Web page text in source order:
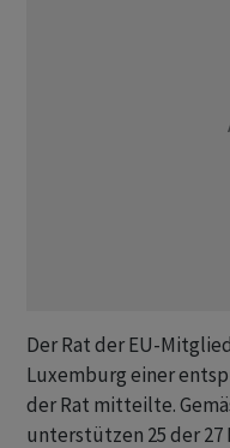
Der Rat der EU-
Luxemburg einer
der Rat mitteilte.
unterstützen 25 der 27